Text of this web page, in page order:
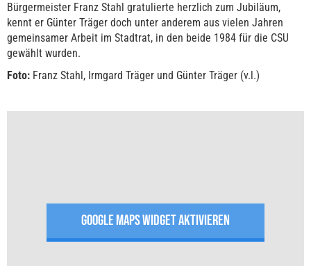
Bürgermeister Franz Stahl gratulierte herzlich zum Jubiläum,
kennt er Günter Träger doch unter anderem aus vielen Jahren
gemeinsamer Arbeit im Stadtrat, in den beide 1984 für die CSU
gewählt wurden.
Foto: Franz Stahl, Irmgard Träger und Günter Träger (v.l.)
GOOGLE MAPS WIDGET AKTIVIEREN